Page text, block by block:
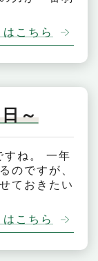
こちら
～
すね。 一年
のですが、
ておきたい
こちら